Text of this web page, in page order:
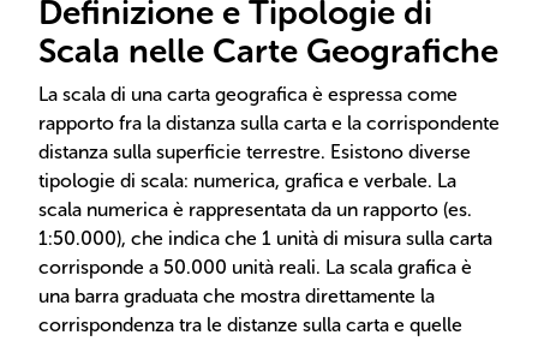
Definizione e Tipologie di
Scala nelle Carte Geografiche
La scala di una carta geografica è espressa come
rapporto fra la distanza sulla carta e la corrispondente
distanza sulla superficie terrestre. Esistono diverse
tipologie di scala: numerica, grafica e verbale. La
scala numerica è rappresentata da un rapporto (es.
1:50.000), che indica che 1 unità di misura sulla carta
corrisponde a 50.000 unità reali. La scala grafica è
una barra graduata che mostra direttamente la
corrispondenza tra le distanze sulla carta e quelle